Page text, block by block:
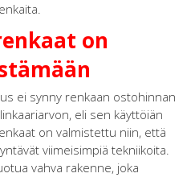
on
ei synny renkaan ostohinnan
eli sen käyttöiän
on valmistettu niin, että
viimeisimpiä tekniikoita.
vahva rakenne, joka